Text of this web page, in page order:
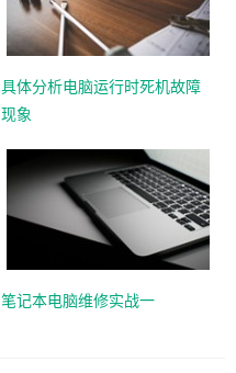
具体分析电脑运行时死机故障
现象
笔记本电脑维修实战一